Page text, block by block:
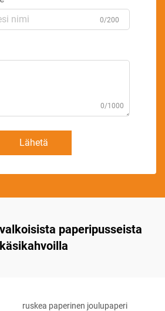
0/200
0/1000
Lähetä
paperipusseista
käsikahvoilla
ruskea paperinen joulupaperi